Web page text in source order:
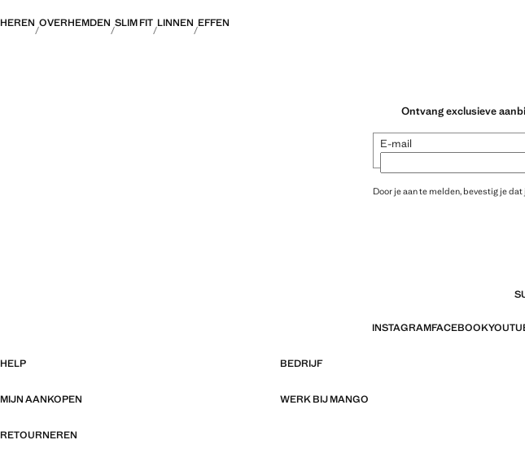
HEREN OVERHEMDEN SLIM FIT LINNEN EFFEN
Ontvang exclusieve
E-mail
Door je aan te melden, bevestig je dat
INSTAGRAMFACEBOOK
HELP BEDRIJF
MIJN AANKOPEN WERK BIJ MANGO
RETOURNEREN